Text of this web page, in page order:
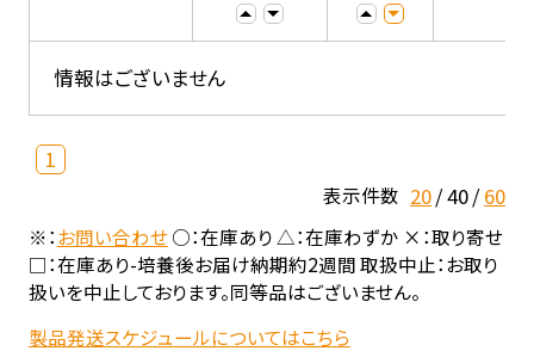
情報はございません
1
表示件数 20 40 60
※：お問い合わせ○：在庫あり △：在庫わずか ×：取り寄せ
□：在庫あり-培養後お届け納期約2週間 取扱中止：お取り
扱いを中止しております。同等品はございません。
製品発送スケジュールについてはこちら